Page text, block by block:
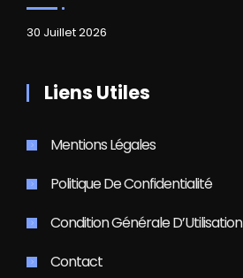
30 Juillet 2026
Liens Utiles
Mentions Légales
Politique De Confidentialité
Condition Générale D’Utilisation
Contact